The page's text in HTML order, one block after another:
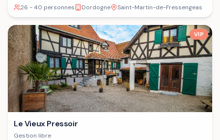
26 - 40 personnes
Dordogne Saint-Martin-de-Fressengeas
VIP
Le Vieux Pressoir
Gestion libre